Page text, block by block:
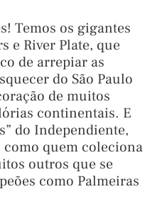
Temos os gigantes
e River Plate, que
de arrepiar as
do São Paulo
de muitos
continentais. E
do Independiente,
quem coleciona
outros que se
como Palmeiras